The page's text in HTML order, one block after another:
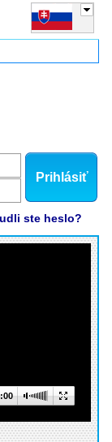
Prihlásiť
ste heslo?